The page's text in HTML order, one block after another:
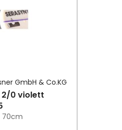
GmbH & Co.KG
2/0 violett
70cm